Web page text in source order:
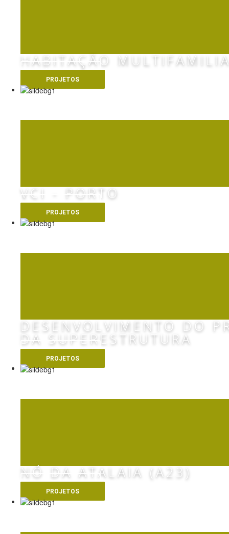
HABITAÇÃO
VER MAIS
PROJETOS
VCI - PORTO
VER MAIS
PROJETOS
DESENVOLVIMENTO DO
DA SUPERESTRUTURA
VER MAIS
PROJETOS
NÓ DA ATALAIA (A23)
VER MAIS
PROJETOS